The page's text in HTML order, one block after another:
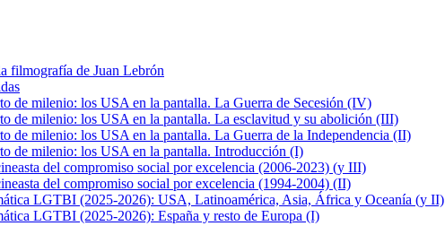
filmografía de Juan Lebrón
de milenio: los USA en la pantalla. La Guerra de Secesión (IV)
de milenio: los USA en la pantalla. La esclavitud y su abolición (III)
de milenio: los USA en la pantalla. La Guerra de la Independencia (II)
de milenio: los USA en la pantalla. Introducción (I)
del compromiso social por excelencia (2006-2023) (y III)
del compromiso social por excelencia (1994-2004) (II)
LGTBI (2025-2026): USA, Latinoamérica, Asia, África y Oceanía (y II)
LGTBI (2025-2026): España y resto de Europa (I)